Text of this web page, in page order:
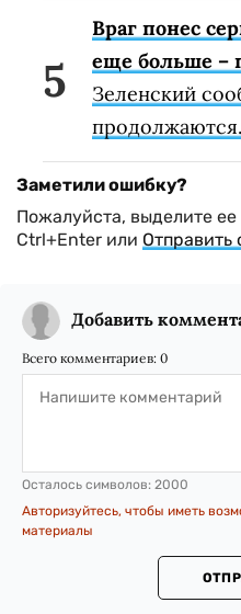
Враг понес
еще больше –
Зеленский
продолжаются.
Заметили ошибку?
Пожалуйста, выделите
Ctrl+Enter или Отправить
Добавить
Всего комментариев: 0
Осталось символов: 2000
Авторизуйтесь, чтобы иметь
материалы